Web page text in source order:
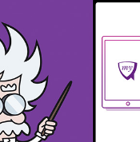
den
Mines, Head
für